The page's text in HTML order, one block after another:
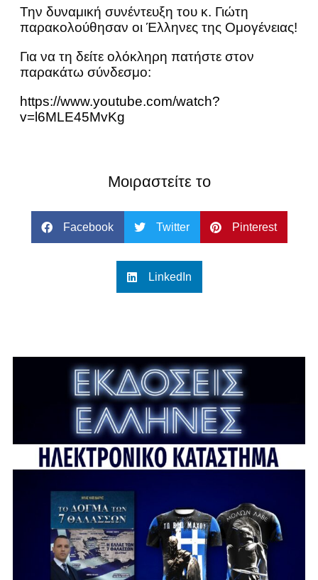
Την δυναμική συνέντευξη του κ. Γιώτη
παρακολούθησαν οι Έλληνες της Ομογένειας!
Για να τη δείτε ολόκληρη πατήστε στον
παρακάτω σύνδεσμο:
https://www.youtube.com/watch?
v=l6MLE45MvKg
Μοιραστείτε το
Facebook Twitter Pinterest
LinkedIn